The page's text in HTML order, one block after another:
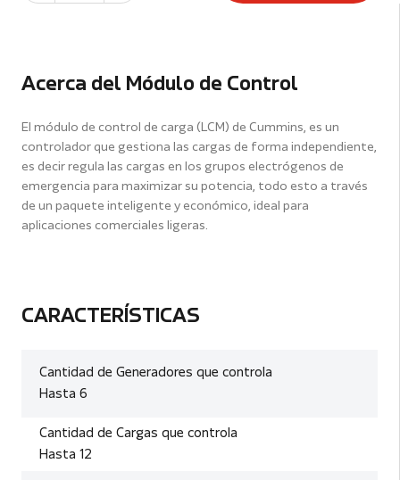
Acerca del Módulo de Control
El módulo de control de carga (LCM) de Cummins, es un
controlador que gestiona las cargas de forma independiente,
es decir regula las cargas en los grupos electrógenos de
emergencia para maximizar su potencia, todo esto a través
de un paquete inteligente y económico, ideal para
aplicaciones comerciales ligeras.
CARACTERÍSTICAS
Cantidad de Generadores que controla
Hasta 6
Cantidad de Cargas que controla
Hasta 12